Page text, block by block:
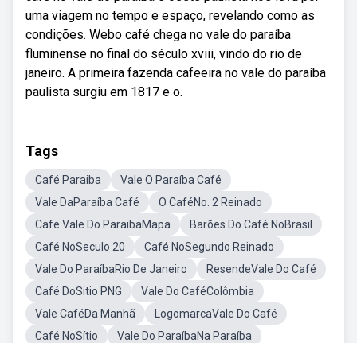
uma viagem no tempo e espaço, revelando como as
condições. Webo café chega no vale do paraíba
fluminense no final do século xviii, vindo do rio de
janeiro. A primeira fazenda cafeeira no vale do paraíba
paulista surgiu em 1817 e o.
Tags
Café Paraiba
Vale O Paraíba Café
Vale DaParaíba Café
O CaféNo. 2 Reinado
Cafe Vale Do ParaibaMapa
Barões Do Café NoBrasil
Café NoSeculo 20
Café NoSegundo Reinado
Vale Do ParaíbaRio De Janeiro
ResendeVale Do Café
Café DoSitio PNG
Vale Do CaféColômbia
Vale CaféDa Manhã
LogomarcaVale Do Café
Café NoSítio
Vale Do ParaíbaNa Paraíba